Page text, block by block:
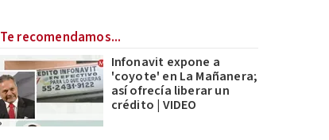
Te recomendamos...
Infonavit expone a
'coyote' en La Mañanera;
así ofrecía liberar un
crédito | VIDEO